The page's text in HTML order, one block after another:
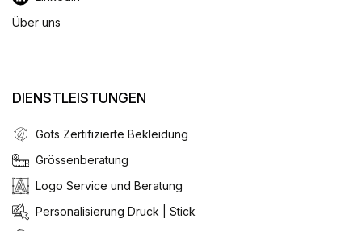
Über uns
DIENSTLEISTUNGEN
Gots Zertifizierte Bekleidung
Grössenberatung
Logo Service und Beratung
Personalisierung Druck | Stick